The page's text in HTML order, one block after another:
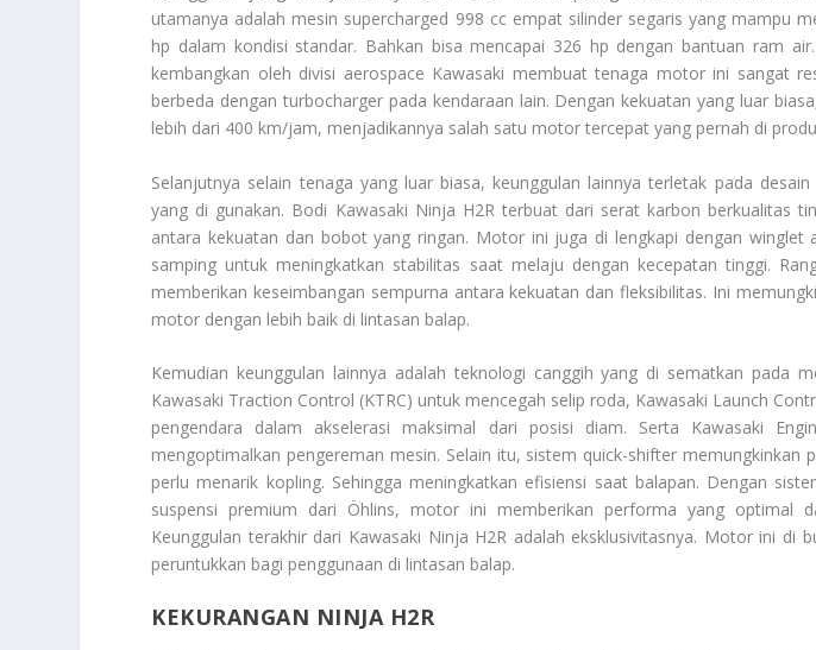
utamanya adalah mesin supercharged 998 cc empat silinder segaris yang mampu
hp dalam kondisi standar. Bahkan bisa mencapai 326 hp dengan bantuan ram
kembangkan oleh divisi aerospace Kawasaki membuat tenaga motor ini sangat
berbeda dengan turbocharger pada kendaraan lain. Dengan kekuatan yang luar
lebih dari 400 km/jam, menjadikannya salah satu motor tercepat yang pernah di
Selanjutnya selain tenaga yang luar biasa, keunggulan lainnya terletak pada
yang di gunakan. Bodi Kawasaki Ninja H2R terbuat dari serat karbon berkualitas
antara kekuatan dan bobot yang ringan. Motor ini juga di lengkapi dengan winglet
samping untuk meningkatkan stabilitas saat melaju dengan kecepatan tinggi.
memberikan keseimbangan sempurna antara kekuatan dan fleksibilitas. Ini
motor dengan lebih baik di lintasan balap.
Kemudian keunggulan lainnya adalah teknologi canggih yang di sematkan pada
Kawasaki Traction Control (KTRC) untuk mencegah selip roda, Kawasaki Launch
pengendara dalam akselerasi maksimal dari posisi diam. Serta Kawasaki
mengoptimalkan pengereman mesin. Selain itu, sistem quick-shifter memungkinkan
perlu menarik kopling. Sehingga meningkatkan efisiensi saat balapan. Dengan
suspensi premium dari Öhlins, motor ini memberikan performa yang optimal
Keunggulan terakhir dari Kawasaki Ninja H2R adalah eksklusivitasnya. Motor ini di
peruntukkan bagi penggunaan di lintasan balap.
KEKURANGAN NINJA H2R